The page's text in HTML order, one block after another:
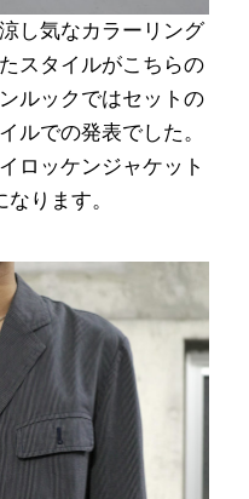
し気なカラーリング
スタイルがこちらの
ルックではセットの
ルでの発表でした。
ロッケンジャケット
ります。